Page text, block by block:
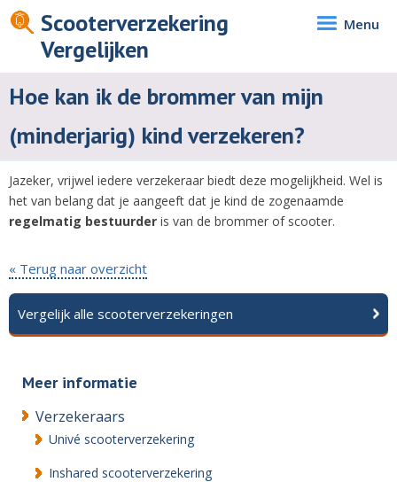
Scooterverzekering
Vergelijken
Menu
Hoe kan ik de brommer van mijn
(minderjarig) kind verzekeren?
Jazeker, vrijwel iedere verzekeraar biedt deze mogelijkheid. Wel is
het van belang dat je aangeeft dat je kind de zogenaamde
regelmatig bestuurder is van de brommer of scooter.
« Terug naar overzicht
Vergelijk alle scooterverzekeringen
Meer informatie
Verzekeraars
Univé scooterverzekering
Inshared scooterverzekering